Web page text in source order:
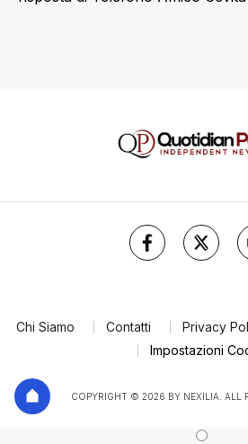
Chi Siamo Contatti Privacy
Impostazioni
COPYRIGHT © 2026 BY NEXILIA. ALL